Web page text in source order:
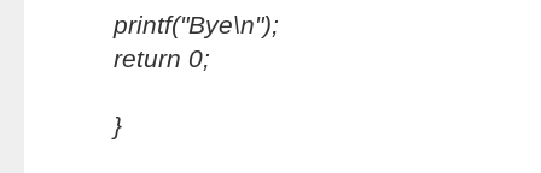
printf("Bye\n");
return 0;
}